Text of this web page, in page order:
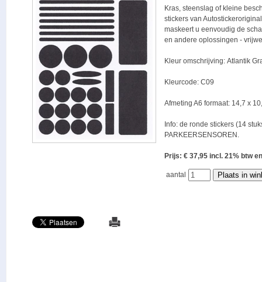
Kras, steenslag of kleine
stickers van
maskeert u eenvoudig de
en andere oplossingen -
Kleur omschrijving: Atlantik
Kleurcode: C09
Afmeting A6 formaat: 14,7 x
Info: de ronde stickers (14
PARKEERSENSOREN.
Prijs: € 37,95 incl. 21% btw
aantal